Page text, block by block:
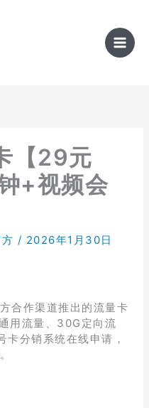
【29元
+视频会
/ 2026年1月30日
合作渠道推出的流量卡
用流量、30G定向流
分销系统在线申请，